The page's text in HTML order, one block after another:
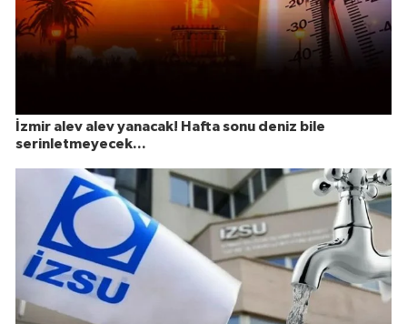
İzmir alev alev yanacak! Hafta sonu deniz bile
serinletmeyecek...